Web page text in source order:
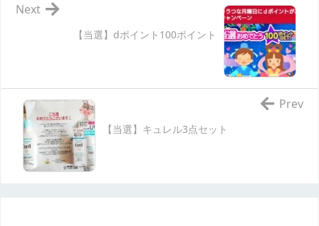
【当選】dポイント100ポイント
Next
【当選】キュレル3点セット
Prev